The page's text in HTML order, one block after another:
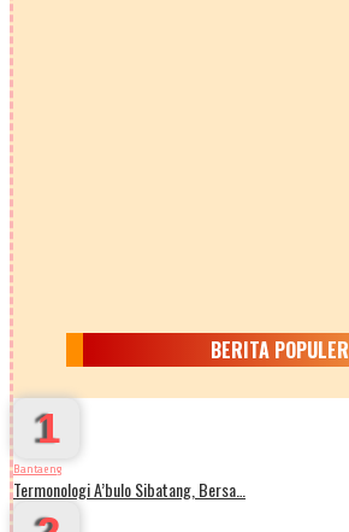
BERITA POPULER
1
Bantaeng
Termonologi A’bulo Sibatang, Bersa…